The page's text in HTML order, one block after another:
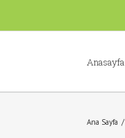
Anasayfa
Ana Sayfa /